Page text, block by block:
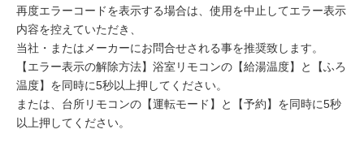
再度エラーコードを表示する場合は、使用を中止してエラー表示
内容を控えていただき、
当社・またはメーカーにお問合せされる事を推奨致します。
【エラー表示の解除方法】浴室リモコンの【給湯温度】と【ふろ
温度】を同時に5秒以上押してください。
または、台所リモコンの【運転モード】と【予約】を同時に5秒
以上押してください。